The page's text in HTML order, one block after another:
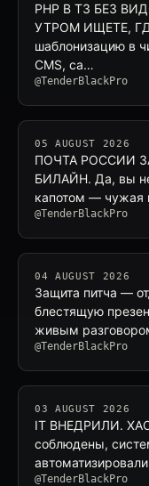
PHP В ТЗ БЕЗ
УТРОМ ИЩЕТЕ,
шаблонизацию в
CMS, са…
@TenderBlackPro
05 AUGUST 2026
ПОЧТА РОССИИ
БИЛАЙН. Да, вы не
капотом — чужая
@TenderBlackPro
04 AUGUST 2026
Защита питча —
блестящую
живым
@TenderBlackPro
03 AUGUST 2026
IT ВНЕДРИЛИ.
соблюдены,
@TenderBlackPro